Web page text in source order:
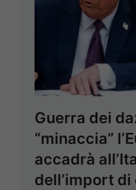
Guerra dei
“minaccia”
accadrà
dell’import di